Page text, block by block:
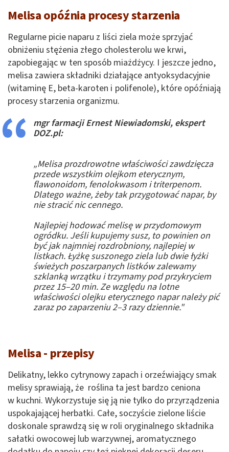
Melisa opóźnia procesy starzenia
Regularne picie naparu z liści ziela może sprzyjać
obniżeniu stężenia złego cholesterolu we krwi,
zapobiegając w ten sposób miażdżycy. I jeszcze jedno,
melisa zawiera składniki działające antyoksydacyjnie
(witaminę E, beta-karoten i polifenole), które opóźniają
procesy starzenia organizmu.
mgr farmacji Ernest Niewiadomski, ekspert
DOZ.pl:
„Melisa prozdrowotne właściwości zawdzięcza
przede wszystkim olejkom eterycznym,
flawonoidom, fenolokwasom i triterpenom.
Dlatego ważne, żeby tak przygotować napar, by
nie stracić nic cennego.
Najlepiej hodować melisę w przydomowym
ogródku. Jeśli kupujemy susz, to powinien on
być jak najmniej rozdrobniony, najlepiej w
listkach. Łyżkę suszonego ziela lub dwie łyżki
świeżych poszarpanych listków zalewamy
szklanką wrzątku i trzymamy pod przykryciem
przez 15–20 min. Ze względu na lotne
właściwości olejku eterycznego napar należy pić
zaraz po zaparzeniu 2–3 razy dziennie."
Melisa - przepisy
Delikatny, lekko cytrynowy zapach i orzeźwiający smak
melisy sprawiają, że roślina ta jest bardzo ceniona
w kuchni. Wykorzystuje się ją nie tylko do przyrządzenia
uspokajającej herbatki. Całe, soczyście zielone liście
doskonale sprawdzą się w roli oryginalnego składnika
sałatki owocowej lub warzywnej, aromatycznego